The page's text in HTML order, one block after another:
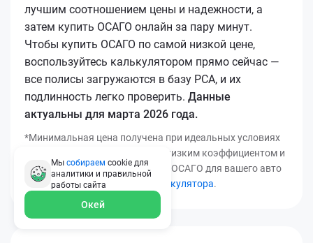
лучшим соотношением цены и надежности, а
затем купить ОСАГО онлайн за пару минут.
Чтобы купить ОСАГО по самой низкой цене,
воспользуйтесь калькулятором прямо сейчас —
все полисы загружаются в базу РСА, и их
подлинность легко проверить. Данные
актуальны для марта 2026 года.
*Минимальная цена получена при идеальных условиях
(безаварийный стаж, регион с низким коэффициентом и
т.д.). Узнать точную стоимость ОСАГО для вашего авто
можно с помощью
нашего калькулятора.
Мы собираем cookie для
аналитики и правильной
работы сайта
Окей